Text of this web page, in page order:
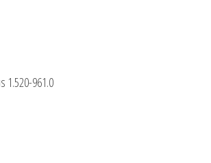
1.520-961.0